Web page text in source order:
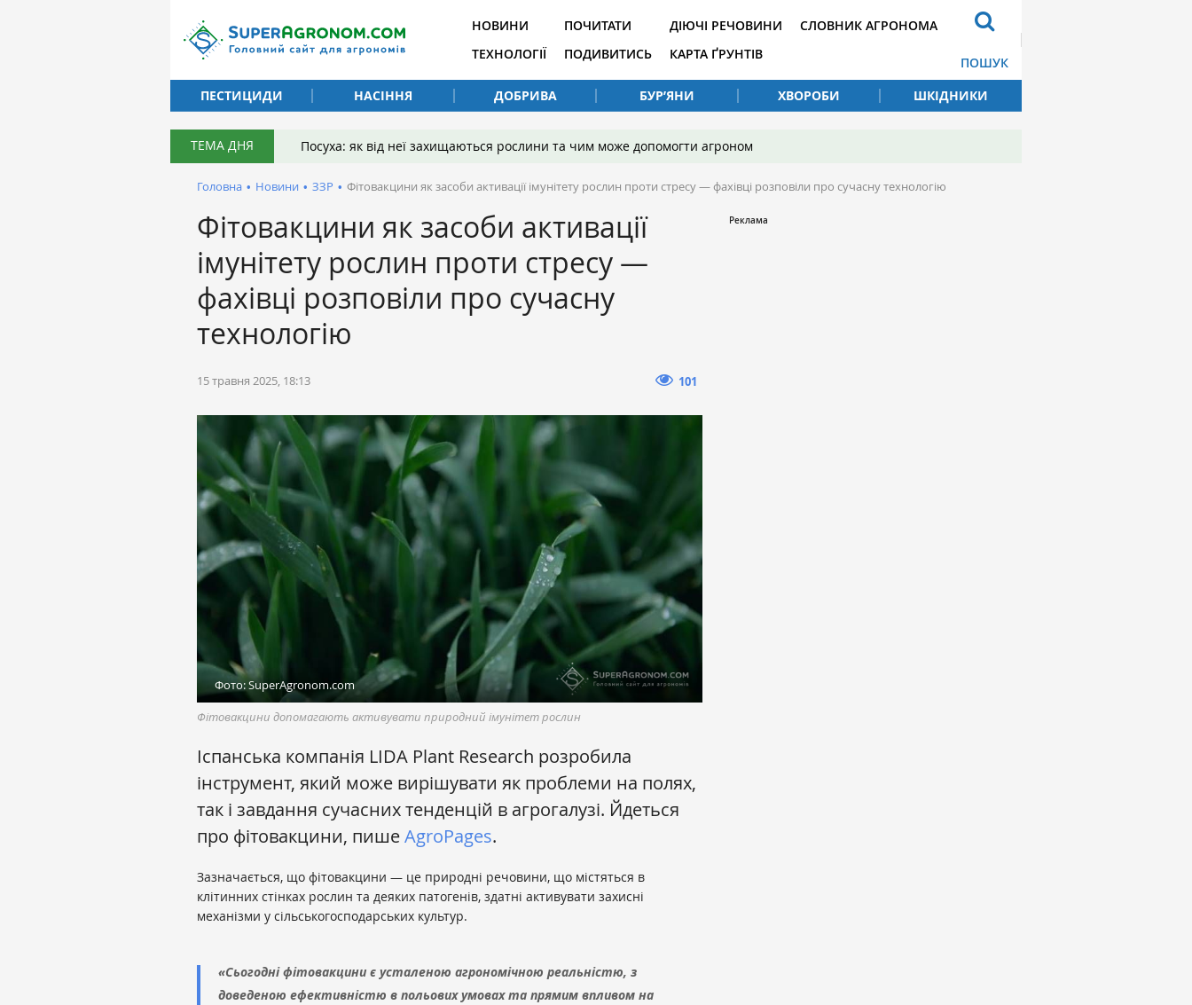
НОВИНИ
ТЕХНОЛОГІЇ
ПОЧИТАТИ
ПОДИВИТИСЬ
ДІЮЧІ РЕЧОВИНИ
КАРТА ҐРУНТІВ
СЛОВНИК АГРОНОМА
ПОШУК
ПЕСТИЦИДИ
НАСІННЯ ДОБРИВА БУР’ЯНИ ХВОРОБИ ШКІДНИКИ
ТЕМА ДНЯ Посуха: як від неї захищаються рослини та чим може допомогти агроном
Головна • Новини • ЗЗР • Фітовакцини як засоби активації імунітету рослин проти стресу — фахівці розповіли про сучасну технологію
Фітовакцини як засоби активації
імунітету рослин проти стресу —
фахівці розповіли про сучасну
технологію
15 травня 2025, 18:13 101
Фото: SuperAgronom.com
Фітовакцини допомагають активувати природний імунітет рослин
Іспанська компанія LIDA Plant Research розробила
інструмент, який може вирішувати як проблеми на полях,
так і завдання сучасних тенденцій в агрогалузі. Йдеться
про фітовакцини, пишеAgroPages.
Зазначається, що фітовакцини — це природні речовини, що містяться в
клітинних стінках рослин та деяких патогенів, здатні активувати захисні
механізми у сільськогосподарських культур.
«Сьогодні фітовакцини є усталеною агрономічною реальністю, з
доведеною ефективністю в польових умовах та прямим впливом на